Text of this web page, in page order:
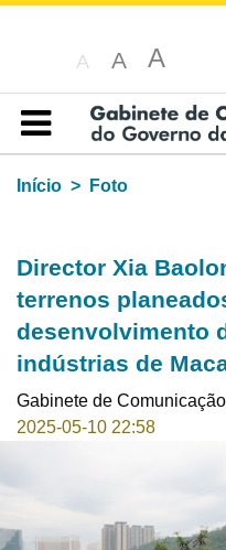
A A A
Índice
Início
Foto
Director Xia
terrenos
desenvolvimento
indústrias de
Gabinete de
2025-05-10 22:58